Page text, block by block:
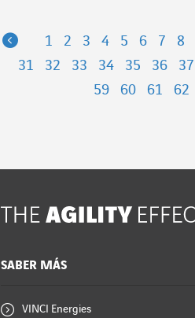
Previous
1 2 3 4 5 6 7 8
31
32 33 34 35 36 37
59
60 61 62
SABER MÁS
VINCI Energies